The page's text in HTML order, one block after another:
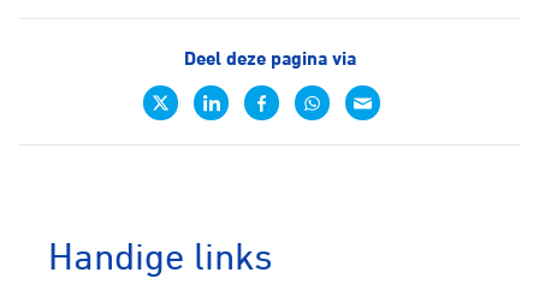
Deel deze pagina via
Handige links